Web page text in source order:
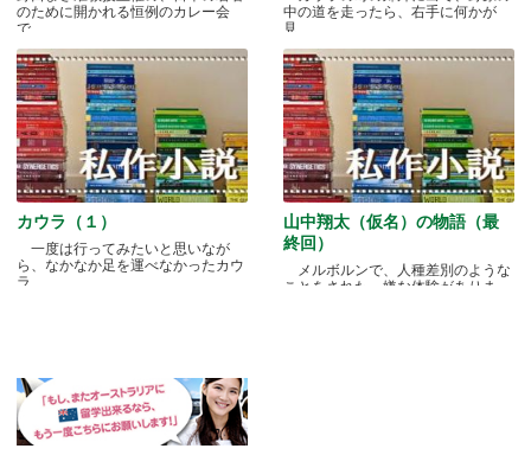
のために開かれる恒例のカレー会
で.....
中の道を走ったら、右手に何かが
見.....
カウラ（１）
一度は行ってみたいと思いなが
ら、なかなか足を運べなかったカウ
ラ.....
山中翔太（仮名）の物語（最
終回）
メルボルンで、人種差別のような
ことをされた、嫌な体験がありま